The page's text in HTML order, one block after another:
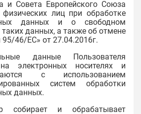
и Совета Европейского Союза
лиц при обработке
данных и о свободном
данных, а также об отмене
46/ЕС» от 27.04.2016г.
данные Пользователя
электронных носителях и
с использованием
систем обработки
данных.
собирает и обрабатывает